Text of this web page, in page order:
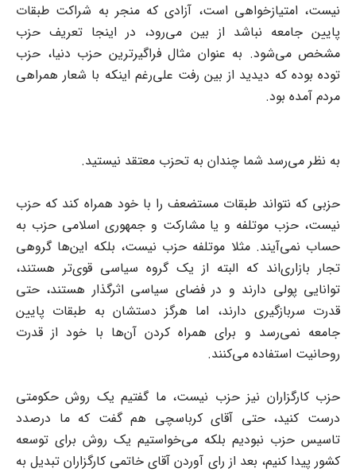
نیست، امتیازخواهی است، آزادی که منجر به شراکت طبقات
پایین جامعه نباشد از بین می‌رود، در اینجا تعریف حزب
مشخص می‌شود. به عنوان مثال فراگیر‌ترین حزب دنیا، حزب
توده بوده که دیدید از بین رفت علی‌رغم اینکه با شعار همراهی
مردم آمده بود.
به نظر می‌رسد شما چندان به تحزب معتقد نیستید.
حزبی که نتواند طبقات مستضعف را با خود همراه کند که حزب
نیست، حزب موتلفه و یا مشارکت و جمهوری اسلامی حزب به
حساب نمی‌آیند. مثلا موتلفه حزب نیست، بلکه این‌ها گروهی
تجار بازاری‌اند که البته از یک گروه سیاسی قوی‌تر هستند،
توانایی پولی دارند و در فضای سیاسی اثرگذار هستند، حتی
قدرت سربازگیری دارند، اما هرگز دستشان به طبقات پایین
جامعه نمی‌رسد و برای همراه کردن آن‌ها با خود از قدرت
روحانیت استفاده می‌کنند.
حزب کارگزاران نیز حزب نیست، ما گفتیم یک روش حکومتی
درست کنید، حتی آقای کرباسچی هم گفت که ما درصدد
تاسیس حزب نبودیم بلکه می‌خواستیم یک روش برای توسعه
کشور پیدا کنیم، بعد از رای آوردن آقای خاتمی کارگزاران تبدیل به